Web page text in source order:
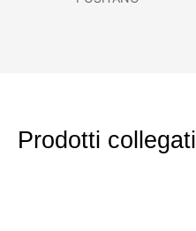
Prodotti collegati